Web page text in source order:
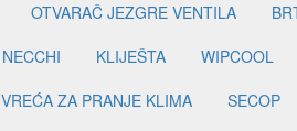
OTVARAČ JEZGRE VENTILA
NECCHI KLIJEŠTA WIPCOOL
VREĆA ZA PRANJE KLIMA SECOP